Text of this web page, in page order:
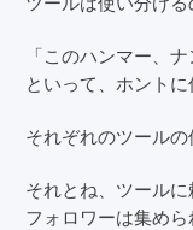
「このハンマー、
といって、ホント
それぞれのツールの
それとね、ツール
フォロワーは集めら